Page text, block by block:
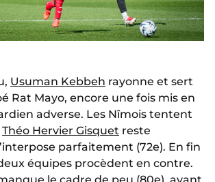
Usuman Kebbeh rayonne et sert
Rat Mayo, encore une fois mis en
adverse. Les Nîmois tentent
Théo Hervier Gisquet reste
parfaitement (72e). En fin
équipes procèdent en contre.
le cadre de peu (80e), avant